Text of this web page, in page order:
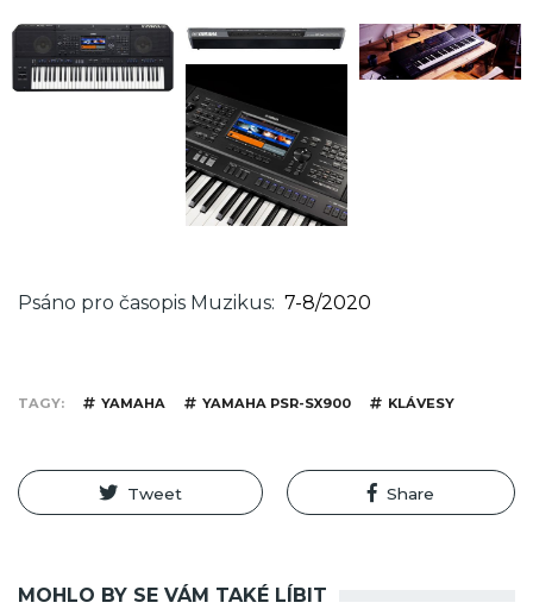
Psáno pro časopis Muzikus 7-8/2020
TAGY YAMAHA YAMAHA PSR-SX900 KLÁVESY
Tweet Share
MOHLO BY SE VÁM TAKÉ LÍBIT